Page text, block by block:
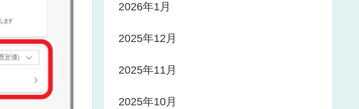
2026年1月
2025年12月
2025年11月
2025年10月